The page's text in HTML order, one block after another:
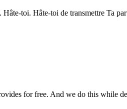
toi. Hâte-toi de transmettre Ta
for free. And we do this while